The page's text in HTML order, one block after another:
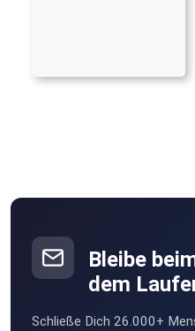
Bleibe
dem
Schließe Dich 26.000+